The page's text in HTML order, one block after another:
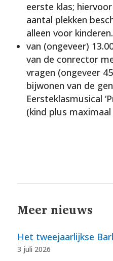
eerste klas;
aantal plekken
alleen voor kinderen.
van (ongeveer)
van de conrector
vragen (ongeveer
bijwonen van de
Eersteklasmusical
(kind plus
Meer nieuws
Het tweejaarlijkse
3 juli 2026